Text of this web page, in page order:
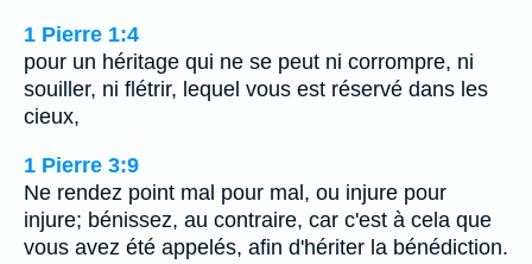
1 Pierre 1:4
pour un héritage qui ne se peut ni corrompre, ni
souiller, ni flétrir, lequel vous est réservé dans les
cieux,
1 Pierre 3:9
Ne rendez point mal pour mal, ou injure pour
injure; bénissez, au contraire, car c'est à cela que
vous avez été appelés, afin d'hériter la bénédiction.